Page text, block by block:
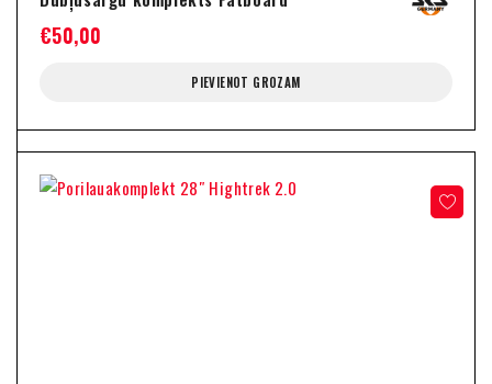
€50,00
PIEVIENOT GROZAM